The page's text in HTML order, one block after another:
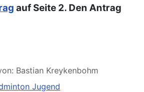
auf Seite 2. Den Antrag
Bastian Kreykenbohm
Jugend